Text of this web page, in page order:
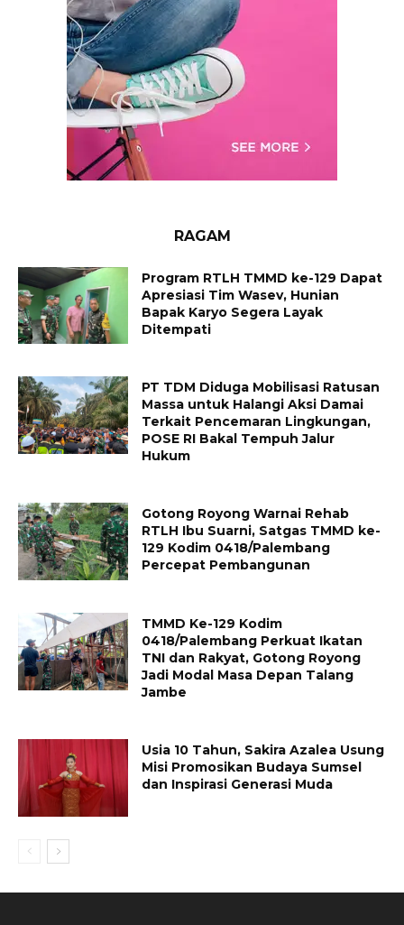
RAGAM
Program RTLH TMMD ke-129 Dapat
Apresiasi Tim Wasev, Hunian
Bapak Karyo Segera Layak
Ditempati
PT TDM Diduga Mobilisasi Ratusan
Massa untuk Halangi Aksi Damai
Terkait Pencemaran Lingkungan,
POSE RI Bakal Tempuh Jalur
Hukum
Gotong Royong Warnai Rehab
RTLH Ibu Suarni, Satgas TMMD ke-
129 Kodim 0418/Palembang
Percepat Pembangunan
TMMD Ke-129 Kodim
0418/Palembang Perkuat Ikatan
TNI dan Rakyat, Gotong Royong
Jadi Modal Masa Depan Talang
Jambe
Usia 10 Tahun, Sakira Azalea Usung
Misi Promosikan Budaya Sumsel
dan Inspirasi Generasi Muda